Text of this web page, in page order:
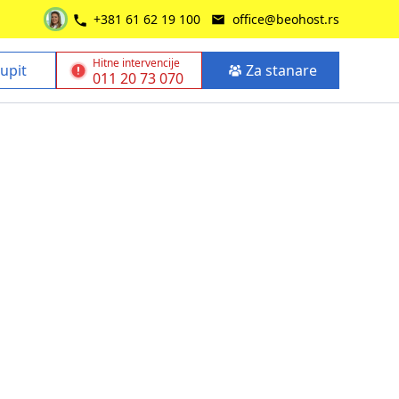
+381 61 62 19 100 office@beohost.rs
Hitne intervencije
011 20 73 070 Za stanare